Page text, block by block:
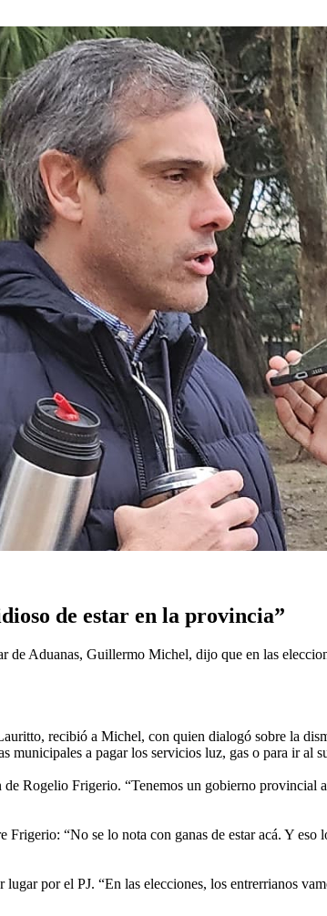
de estar en la provincia”
de Aduanas, Guillermo Michel, dijo que en las
recibió a Michel, con quien dialogó sobre la
municipales a pagar los servicios luz, gas o para ir al
Rogelio Frigerio. “Tenemos un gobierno provincial
“No se lo nota con ganas de estar acá. Y
por el PJ. “En las elecciones, los entrerrianos